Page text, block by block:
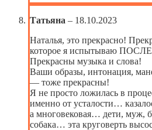
Татьяна – 18.10.2023
Наталья, это прекрасно!
которое я испытываю
Прекрасны музыка и слова!
Ваши образы, интонация,
— тоже прекрасны!
Я не просто ложилась в
именно от усталости…
а многовековая… дети, муж,
собака… эта круговерть